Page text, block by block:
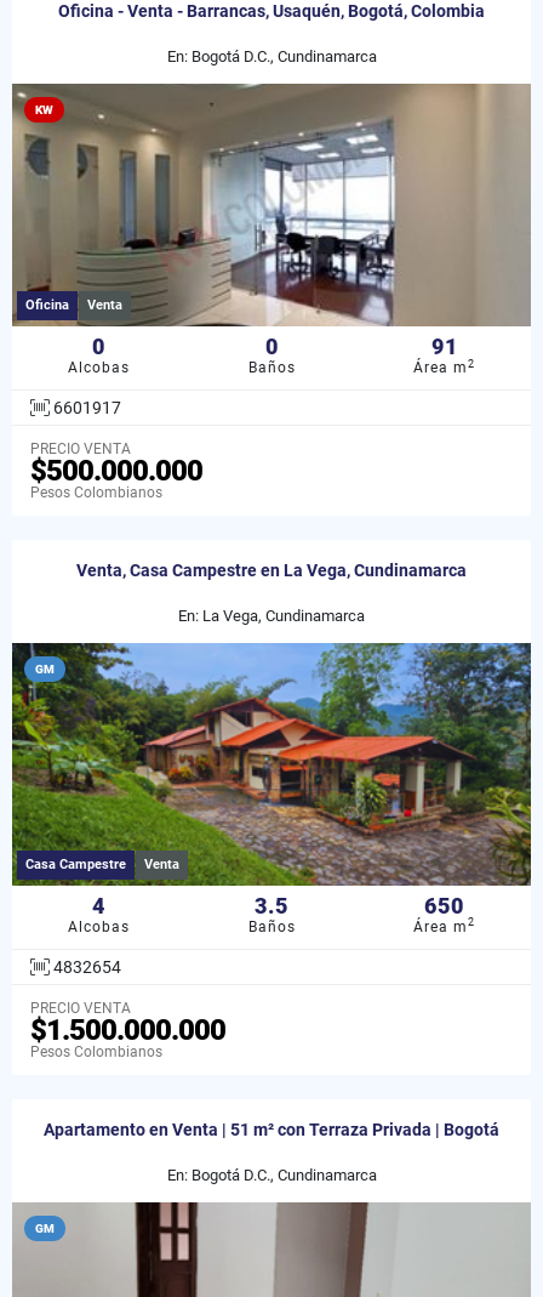
Oficina - Venta - Barrancas, Usaquén, Bogotá, Colombia
En: Bogotá D.C., Cundinamarca
KW
Oficina Venta
0
Alcobas
0
Baños
91
Área m2
6601917
PRECIO VENTA
$500.000.000
Pesos Colombianos
Venta, Casa Campestre en La Vega, Cundinamarca
En: La Vega, Cundinamarca
GM
Casa Campestre Venta
4
Alcobas
3.5
Baños
650
Área m2
4832654
PRECIO VENTA
$1.500.000.000
Pesos Colombianos
Apartamento en Venta | 51 m² con Terraza Privada | Bogotá
En: Bogotá D.C., Cundinamarca
GM